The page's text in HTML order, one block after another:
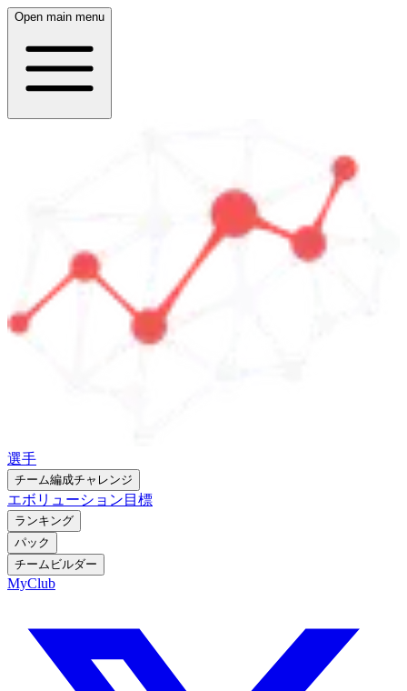
Open main menu
選手
チーム編成チャレンジ
エボリューション 目標
ランキング
パック
チームビルダー
MyClub